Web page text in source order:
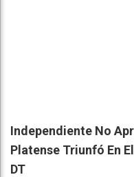
Independiente No
Platense Triunfó En
DT